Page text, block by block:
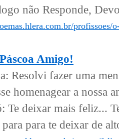
não Responde,
profissoes/
Amigo!
Resolvi fazer uma
homenagear a nossa
Te deixar mais feliz...
para para te deixar de